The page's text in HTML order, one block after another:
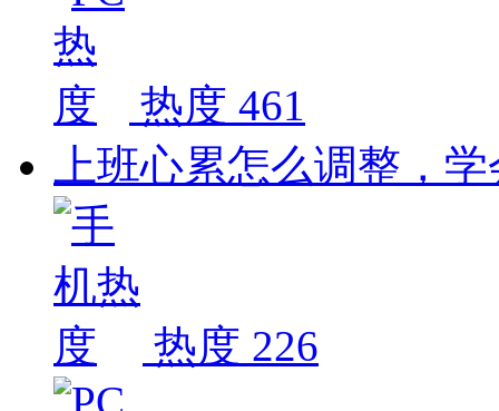
热度 461
上班心累怎么调整，
热度 226